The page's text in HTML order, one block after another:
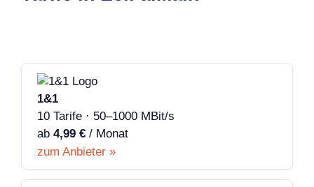
1&1
10 Tarife · 50–1000 MBit/s
ab 4,99 € / Monat
zum Anbieter »